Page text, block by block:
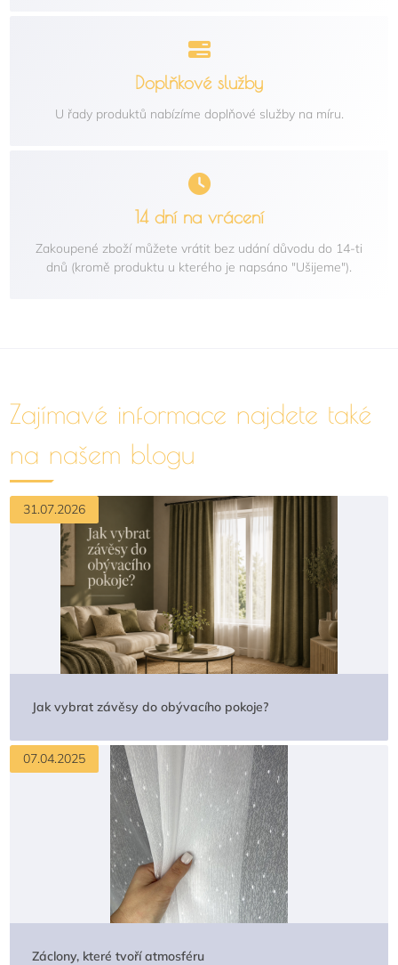
Doplňkové služby
U řady produktů nabízíme doplňové služby na míru.
14 dní na vrácení
Zakoupené zboží můžete vrátit bez udání důvodu do 14-ti
dnů (kromě produktu u kterého je napsáno "Ušijeme").
Zajímavé informace najdete také
na našem blogu
31.07.2026
Jak vybrat závěsy do obývacího pokoje?
07.04.2025
Záclony, které tvoří atmosféru